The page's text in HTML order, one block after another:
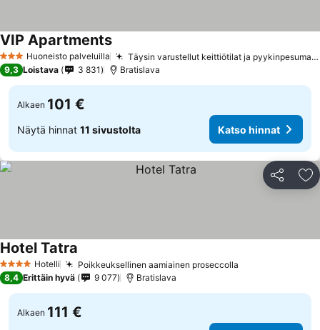
3 Tähtiluokitus
Huoneisto palveluilla Täysin varustellut keittiötilat ja pyykinpesumahdollisuus
VIP Apartments
9,3 Loistava 3 831 Bratislava
Alkaen 101 €
Näytä hinnat 11 sivustolta Katso hinnat
Jaa
4 Tähtiluokitus
Hotelli Poikkeuksellinen aamiainen proseccolla
Hotel Tatra
8,4 Erittäin hyvä 9 077 Bratislava
Alkaen 111 €